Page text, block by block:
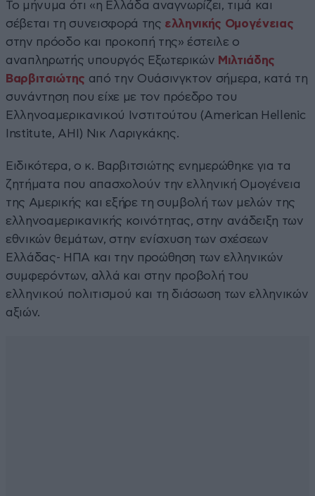
Το μήνυμα ότι «η Ελλάδα αναγνωρίζει, τιμά και
σέβεται τη συνεισφορά της ελληνικής Ομογένειας
στην πρόοδο και προκοπή της» έστειλε ο
αναπληρωτής υπουργός Εξωτερικών Μιλτιάδης
Βαρβιτσιώτης από την Ουάσινγκτον σήμερα, κατά τη
συνάντηση που είχε με τον πρόεδρο του
Ελληνοαμερικανικού Ινστιτούτου (American Hellenic
Institute, AHI) Νικ Λαριγκάκης.
Ειδικότερα, ο κ. Βαρβιτσιώτης ενημερώθηκε για τα
ζητήματα που απασχολούν την ελληνική Ομογένεια
της Αμερικής και εξήρε τη συμβολή των μελών της
ελληνοαμερικανικής κοινότητας, στην ανάδειξη των
εθνικών θεμάτων, στην ενίσχυση των σχέσεων
Ελλάδας- ΗΠΑ και την προώθηση των ελληνικών
συμφερόντων, αλλά και στην προβολή του
ελληνικού πολιτισμού και τη διάσωση των ελληνικών
αξιών.